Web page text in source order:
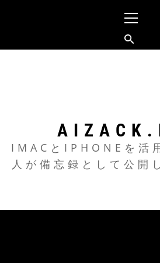
コ
イ
ン
メ
IMACとIPHONEを活
人が備忘録として公開